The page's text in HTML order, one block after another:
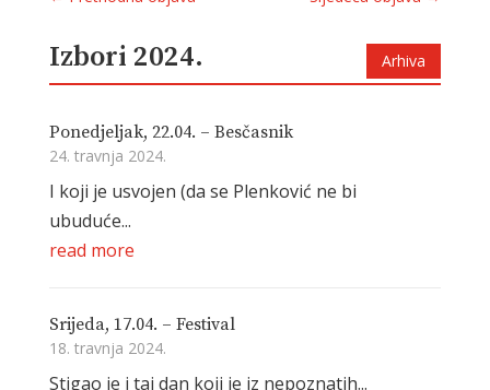
Izbori 2024. Arhiva
Ponedjeljak, 22.04. – Besčasnik
24. travnja 2024.
I koji je usvojen (da se Plenković ne bi
ubuduće...
read more
Srijeda, 17.04. – Festival
18. travnja 2024.
Stigao je i taj dan koji je iz nepoznatih...